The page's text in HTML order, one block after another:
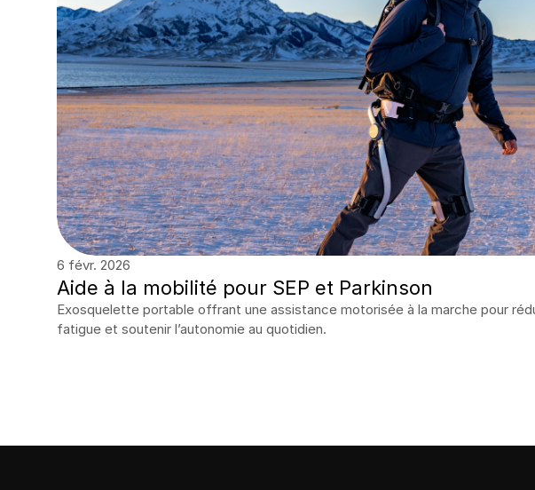
6 févr. 2026
Aide à la mobilité pour SEP et Parkinson
Exosquelette portable offrant une assistance motorisée à la marche pour
fatigue et soutenir l’autonomie au quotidien.